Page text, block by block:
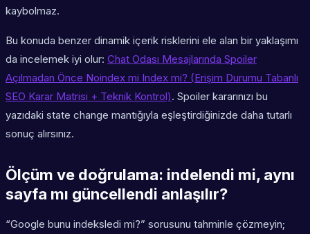
kaybolmaz.
Bu konuda benzer dinamik içerik risklerini ele alan bir yaklaşımı
da incelemek iyi olur: Chat Odası Mesajlarında Spoiler
Açılmadan Önce Noindex mi Index mi? (Erişim Durumu Tabanlı
SEO Karar Matrisi + Teknik Kontrol). Spoiler kararınızı bu
yazıdaki state change mantığıyla eşleştirdiğinizde daha tutarlı
sonuç alırsınız.
Ölçüm ve doğrulama: indelendi mi, aynı
sayfa mı güncellendi anlaşılır?
“Google bunu indeksledi mi?” sorusunu tahminle çözmeyin;